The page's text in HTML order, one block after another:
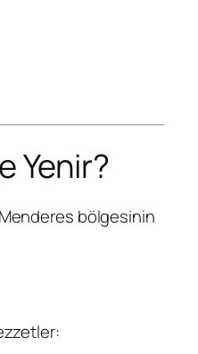
Yenir?
bölgesinin